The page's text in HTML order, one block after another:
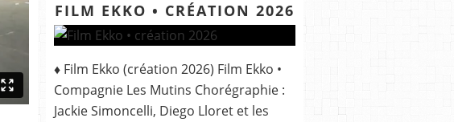
FILM EKKO • CRÉATION 2026
♦ Film Ekko (création 2026) Film Ekko •
Compagnie Les Mutins Chorégraphie :
Jackie Simoncelli, Diego Lloret et les